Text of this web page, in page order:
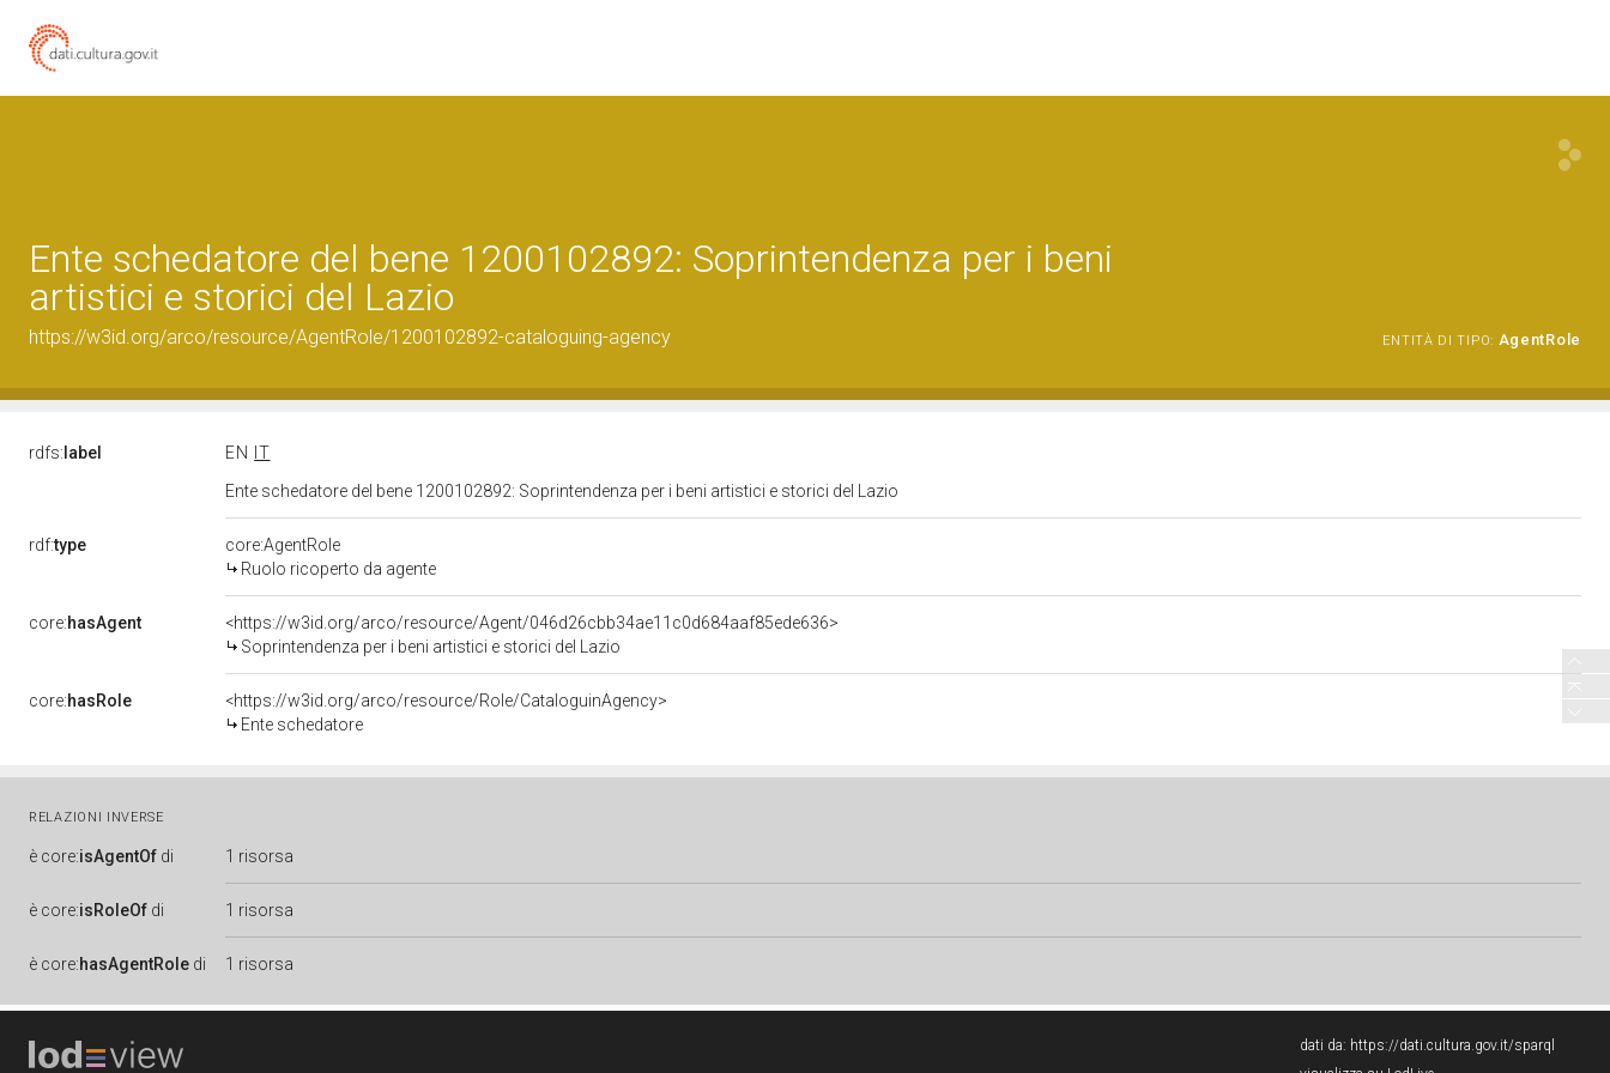
Ente schedatore del bene 1200102892: Soprintendenza per i beni
artistici e storici del Lazio
https://w3id.org/arco/resource/AgentRole/1200102892-cataloguing-agency ENTITÀ DI TIPO: AgentRole
rdfs: label EN
IT
Ente schedatore del bene 1200102892: Soprintendenza per i beni artistici e storici del Lazio
rdf:type
core:AgentRole
Ruolo ricoperto da agente
core:hasAgent
<https://w3id.org/arco/resource/Agent/046d26cbb34ae11c0d684aaf85ede636>
Soprintendenza per i beni artistici e storici del Lazio
core:hasRole
<https://w3id.org/arco/resource/Role/CataloguinAgency>
Ente schedatore
RELAZIONI INVERSE
è core:isAgentOf di 1 risorsa
è core:isRoleOf di 1 risorsa
è core:hasAgentRole di 1 risorsa
dati da: https://dati.cultura.gov.it/sparql